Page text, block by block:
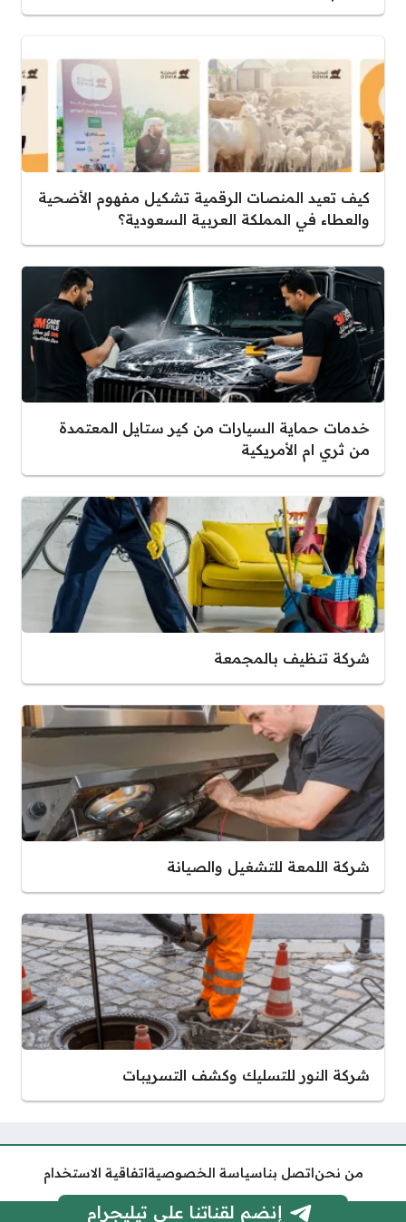
كيف تعيد المنصات الرقمية تشكيل مفهوم الأضحية
والعطاء في المملكة العربية السعودية؟
خدمات حماية السيارات من كير ستايل المعتمدة
من ثري ام الأمريكية
شركة تنظيف بالمجمعة
شركة اللمعة للتشغيل والصيانة
شركة النور للتسليك وكشف التسريبات
من نحناتصل بناسياسة الخصوصيةاتفاقية الاستخدام
إنضم لقناتنا على تيليجرام